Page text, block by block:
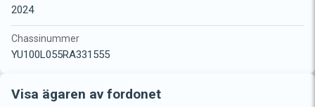
2024
Chassinummer
YU100L055RA331555
Visa ägaren av fordonet